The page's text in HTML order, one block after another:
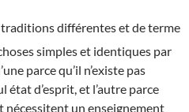
différentes et de terme
simples et identiques par
parce qu’il n’existe pas
état d’esprit, et l’autre parce
nécessitent un enseignement